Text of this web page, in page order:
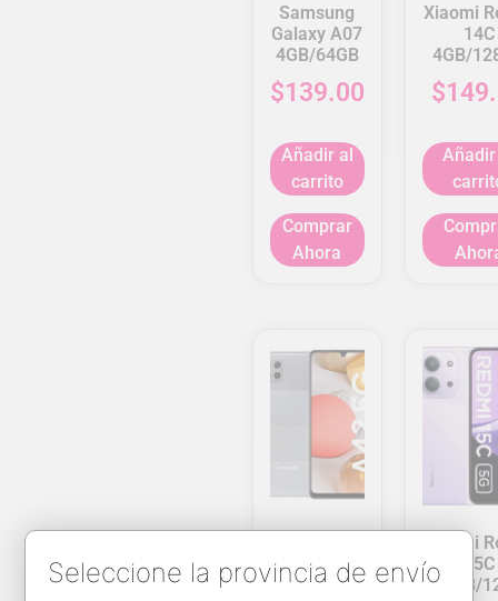
Samsung
Galaxy A07
4GB/64GB
$139.00
Añadir al
carrito
Comprar
Ahora
Xiaomi
14C
4GB/
$
5G
6GB/128GB
Xiaomi
15C
4+4GB/
Seleccione la provincia de envío